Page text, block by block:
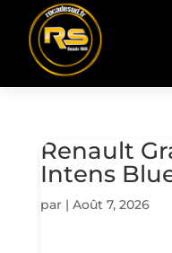
Renault
Intens
par | Août 7, 2026